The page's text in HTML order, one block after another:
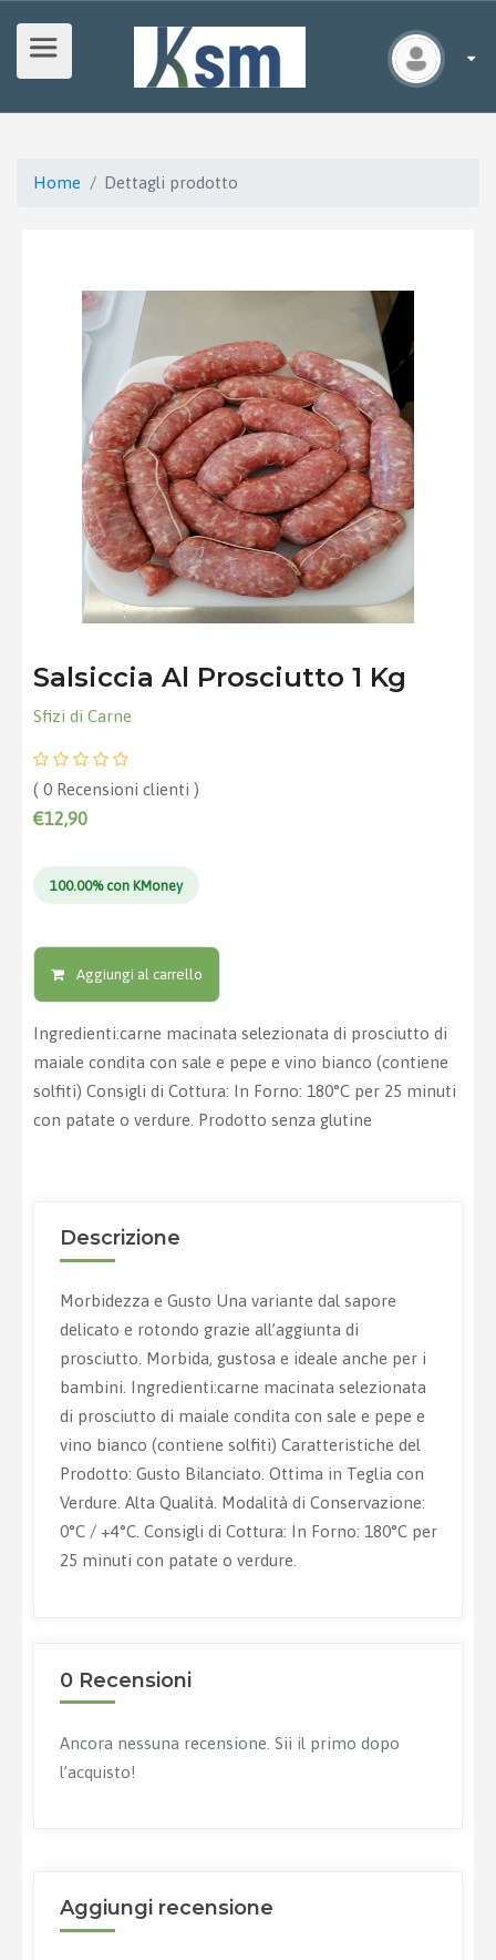
Home Dettagli prodotto
Salsiccia Al Prosciutto 1 Kg
Sfizi di Carne
( 0 Recensioni clienti )
€12,90
100.00% con KMoney
Aggiungi al carrello
Ingredienti:carne macinata selezionata di prosciutto di
maiale condita con sale e pepe e vino bianco (contiene
solfiti) Consigli di Cottura: In Forno: 180°C per 25 minuti
con patate o verdure. Prodotto senza glutine
Descrizione
Morbidezza e Gusto Una variante dal sapore
delicato e rotondo grazie all’aggiunta di
prosciutto. Morbida, gustosa e ideale anche per i
bambini. Ingredienti:carne macinata selezionata
di prosciutto di maiale condita con sale e pepe e
vino bianco (contiene solfiti) Caratteristiche del
Prodotto: Gusto Bilanciato. Ottima in Teglia con
Verdure. Alta Qualità. Modalità di Conservazione:
0°C / +4°C. Consigli di Cottura: In Forno: 180°C per
25 minuti con patate o verdure.
0 Recensioni
Ancora nessuna recensione. Sii il primo dopo
l’acquisto!
Aggiungi recensione